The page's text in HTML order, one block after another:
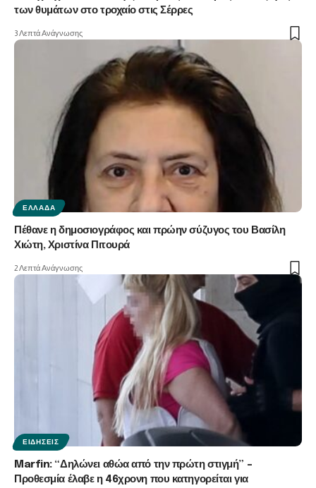
των θυμάτων στο τροχαίο στις Σέρρες
3 Λεπτά Ανάγνωσης
ΕΛΛΆΔΑ
Πέθανε η δημοσιογράφος και πρώην σύζυγος του Βασίλη
Χιώτη, Χριστίνα Πιτουρά
2 Λεπτά Ανάγνωσης
ΕΙΔΉΣΕΙΣ
Marfin: “Δηλώνει αθώα από την πρώτη στιγμή” –
Προθεσμία έλαβε η 46χρονη που κατηγορείται για